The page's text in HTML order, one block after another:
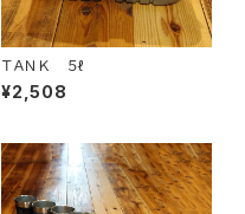
ＴＡＮＫ ５ℓ
¥2,508